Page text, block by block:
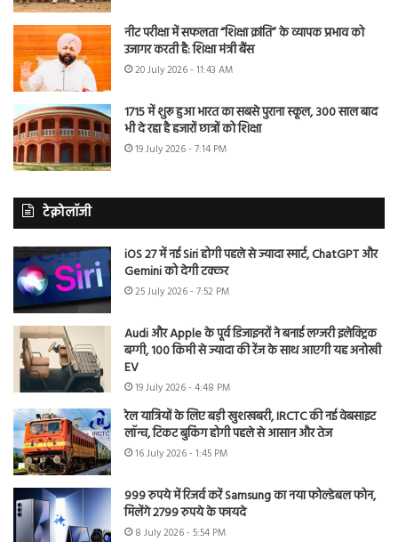
नीट परीक्षा में सफलता “शिक्षा क्रांति” के व्यापक प्रभाव को
उजागर करती है: शिक्षा मंत्री बैंस
20 July 2026 - 11:43 AM
1715 में शुरू हुआ भारत का सबसे पुराना स्कूल, 300 साल बाद
भी दे रहा है हजारों छात्रों को शिक्षा
19 July 2026 - 7:14 PM
टेक्नोलॉजी
iOS 27 में नई Siri होगी पहले से ज्यादा स्मार्ट, ChatGPT और
Gemini को देगी टक्कर
25 July 2026 - 7:52 PM
Audi और Apple के पूर्व डिजाइनरों ने बनाई लग्जरी इलेक्ट्रिक
बग्गी, 100 किमी से ज्यादा की रेंज के साथ आएगी यह अनोखी
EV
19 July 2026 - 4:48 PM
रेल यात्रियों के लिए बड़ी खुशखबरी, IRCTC की नई वेबसाइट
लॉन्च, टिकट बुकिंग होगी पहले से आसान और तेज
16 July 2026 - 1:45 PM
999 रुपये में रिजर्व करें Samsung का नया फोल्डेबल फोन,
मिलेंगे 2799 रुपये के फायदे
8 July 2026 - 5:54 PM